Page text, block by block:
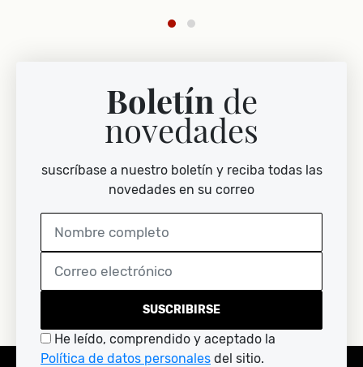
Boletín de
novedades
suscríbase a nuestro boletín y reciba todas las
novedades en su correo
SUSCRIBIRSE
He leído, comprendido y aceptado la
Política de datos personales del sitio.